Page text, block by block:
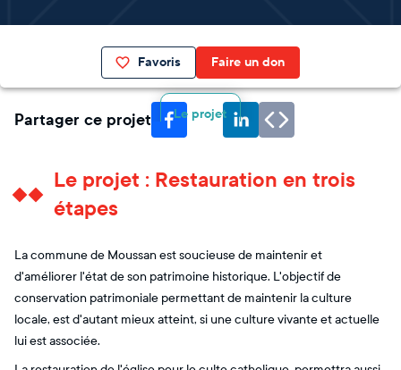
Favoris Faire un don
Le projet
Partager ce projet
Le projet : Restauration en trois
étapes
La commune de Moussan est soucieuse de maintenir et
d'améliorer l'état de son patrimoine historique. L'objectif de
conservation patrimoniale permettant de maintenir la culture
locale, est d'autant mieux atteint, si une culture vivante et actuelle
lui est associée.